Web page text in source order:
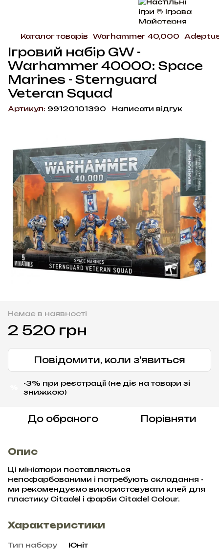
Каталог товарів Warhammer 40,000
Ігровий набір GW -
Warhammer 40000: Space
Marines - Sternguard
Veteran Squad
Артикул: 99120101390 Написати відгук
Немає в наявності
2 520 грн
Повідомити, коли з'явиться
-3% при реєстрації (не діє на товари зі
знижкою)
До обраного Порівняти
Опис
Ці мініатюри поставляються
непофарбованими і потребують складання -
ми рекомендуємо використовувати клей для
пластику Citadel і фарби Citadel Colour.
Характеристики
Тип набору
Юніт